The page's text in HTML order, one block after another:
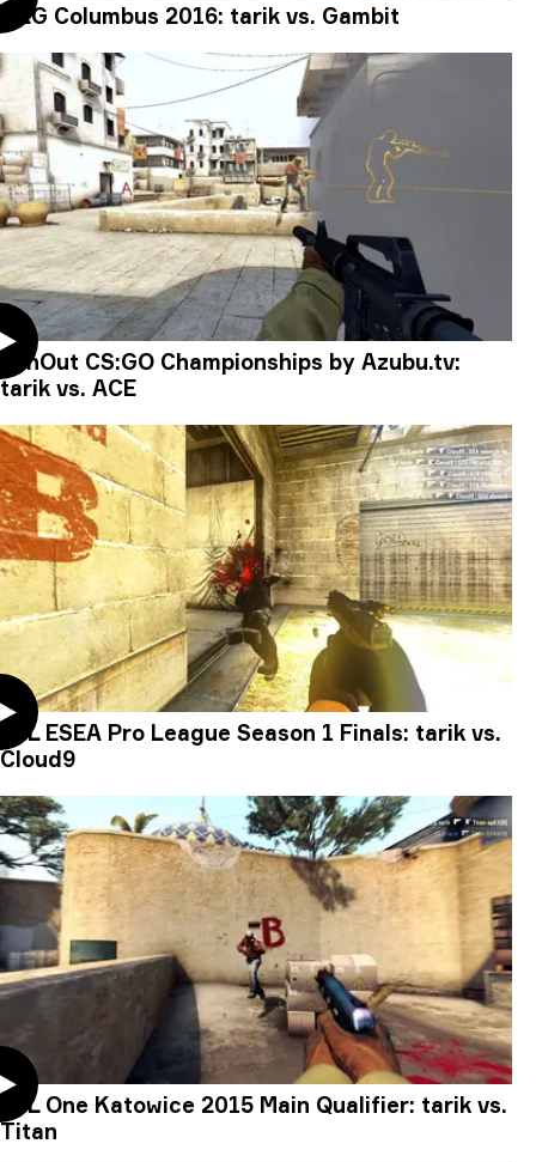
MLG Columbus 2016: tarik vs. Gambit
WinOut CS:GO Championships by Azubu.tv:
tarik vs. ACE
ESL ESEA Pro League Season 1 Finals: tarik vs.
Cloud9
ESL One Katowice 2015 Main Qualifier: tarik vs.
Titan